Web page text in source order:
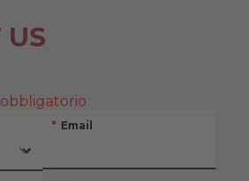
US